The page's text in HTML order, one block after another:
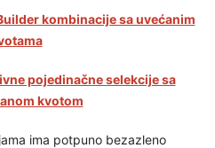
kombinacije sa uvećanim
pojedinačne selekcije sa
kvotom
ima potpuno bezazleno